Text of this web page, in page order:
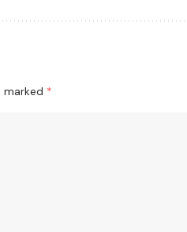
marked *